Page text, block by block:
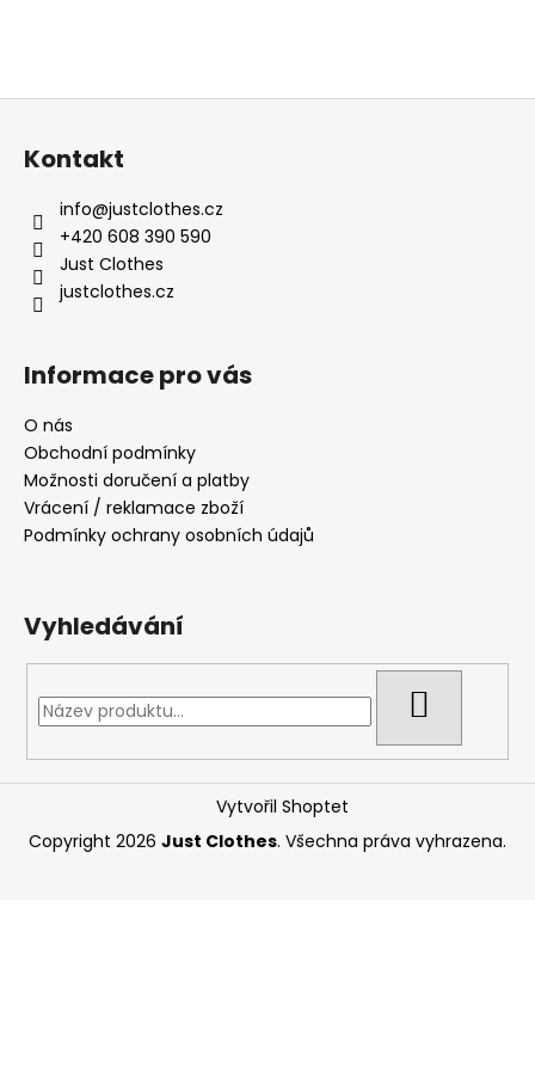
Kontakt
info@justclothes.cz
+420 608 390 590
Just Clothes
justclothes.cz
Informace pro vás
O nás
Obchodní podmínky
Možnosti doručení a platby
Vrácení / reklamace zboží
Podmínky ochrany osobních údajů
Vyhledávání
Vytvořil Shoptet
Copyright 2026 Just Clothes. Všechna práva vyhrazena.